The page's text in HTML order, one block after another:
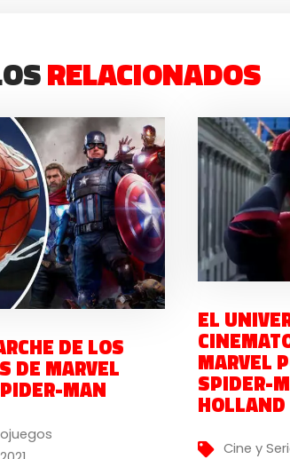
RELACIONADOS
DE LOS
DE MARVEL
MAN
EL
MARVEL
SPIDER-
HOLLAND
Cine y